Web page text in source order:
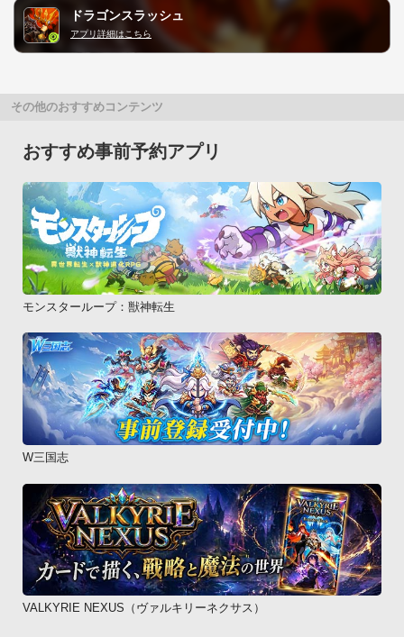
ドラゴンスラッシュ
アプリ詳細はこちら
その他のおすすめコンテンツ
おすすめ事前予約アプリ
モンスターループ：獣神転生
W三国志
VALKYRIE NEXUS（ヴァルキリーネクサス）